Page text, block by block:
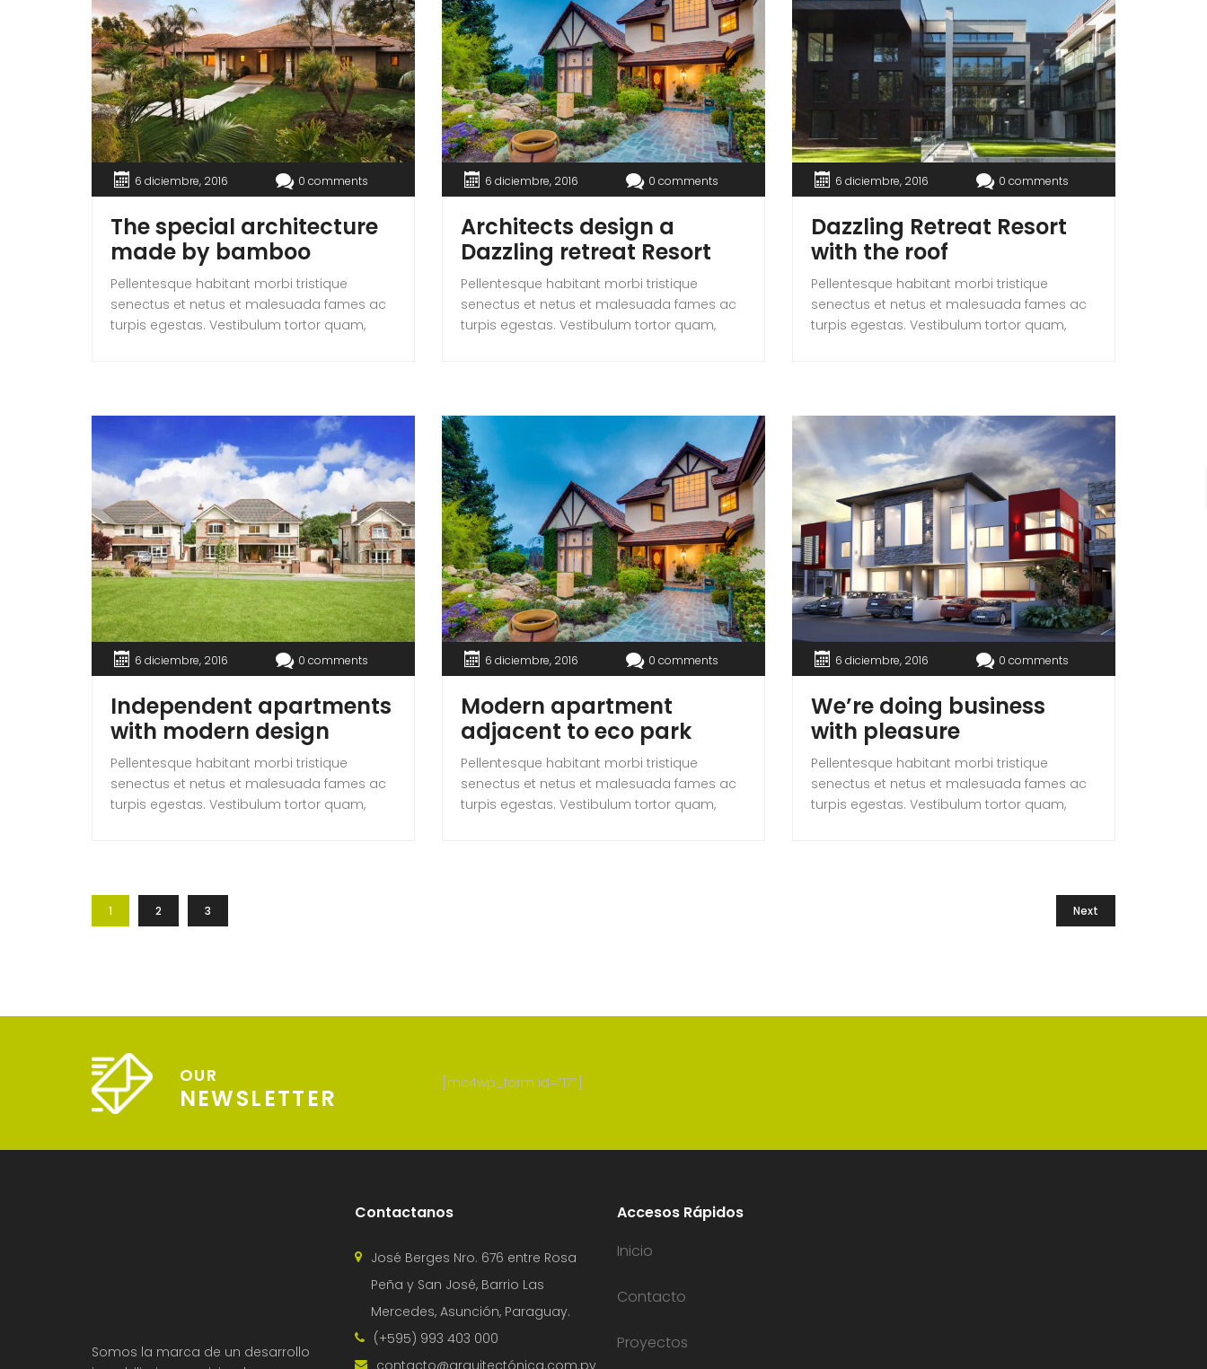
6 diciembre, 2016 0 comments
The special architecture
made by bamboo
Pellentesque habitant morbi tristique
senectus et netus et malesuada fames ac
turpis egestas. Vestibulum tortor quam,
6 diciembre, 2016 0 comments
Architects design a
Dazzling retreat Resort
Pellentesque habitant morbi tristique
senectus et netus et malesuada fames ac
turpis egestas. Vestibulum tortor quam,
amet est et sapien ullamcorper pharetra.
Vestibulum erat wisi, condimentum sed,
commodo [...]
6 diciembre, 2016 0 comments
Dazzling Retreat Resort
with the roof
Pellentesque habitant morbi tristique
senectus et netus et malesuada fames ac
turpis egestas. Vestibulum tortor quam,
amet est et sapien ullamcorper pharetra.
Vestibulum erat wisi, condimentum sed,
commodo [...]
6 diciembre, 2016 0 comments
Independent apartments
with modern design
Pellentesque habitant morbi tristique
senectus et netus et malesuada fames ac
turpis egestas. Vestibulum tortor quam,
amet est et sapien ullamcorper pharetra.
Vestibulum erat wisi, condimentum sed,
6 diciembre, 2016 0 comments
Modern apartment
adjacent to eco park
Pellentesque habitant morbi tristique
senectus et netus et malesuada fames ac
turpis egestas. Vestibulum tortor quam,
6 diciembre, 2016 0 comments
We’re doing business
with pleasure
Pellentesque habitant morbi tristique
senectus et netus et malesuada fames ac
turpis egestas. Vestibulum tortor quam,
amet est et sapien ullamcorper pharetra.
Vestibulum erat wisi, condimentum sed,
1 2 3 Next
OUR
NEWSLETTER
[mc4wp_form id=”17″]
Somos la marca de un desarrollo
Contactanos
José Berges Nro. 676 entre Rosa
Peña y San José, Barrio Las
Mercedes, Asunción, Paraguay.
(+595) 993 403 000
contacto@arquitectónica.com.py
Accesos Rápidos
Inicio
Contacto
Proyectos